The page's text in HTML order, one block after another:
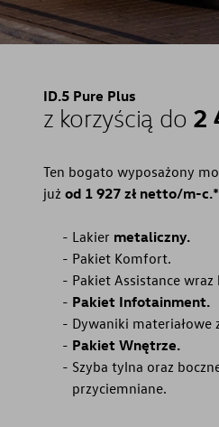
ID.5 Pure Plus
z korzyścią do 2
Ten bogato wyposażony
już od 1 927 zł netto/m-
Lakier metaliczny.
Pakiet Komfort.
Pakiet Assistance wraz
Pakiet Infotainment.
Dywaniki materiałowe
Pakiet Wnętrze.
Szyba tylna oraz
przyciemniane.